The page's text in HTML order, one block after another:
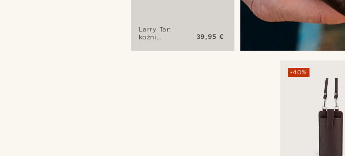
Larry Tan
kožni
sa RFID
39,95 €
-40%